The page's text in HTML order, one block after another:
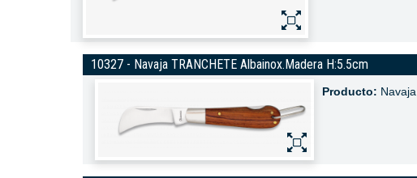
10327 - Navaja TRANCHETE Albainox.Madera H:5.5cm
Producto: Navaja,